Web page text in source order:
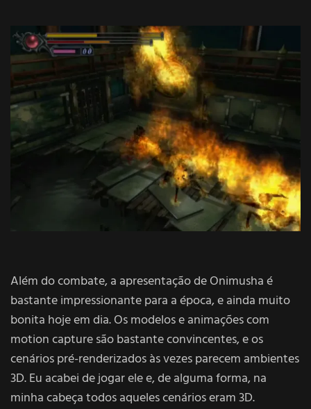
Além do combate, a apresentação de Onimusha é
bastante impressionante para a época, e ainda muito
bonita hoje em dia. Os modelos e animações com
motion capture são bastante convincentes, e os
cenários pré-renderizados às vezes parecem ambientes
3D. Eu acabei de jogar ele e, de alguma forma, na
minha cabeça todos aqueles cenários eram 3D.